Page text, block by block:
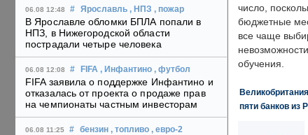
06.08 12:48 # Ярославль , НПЗ , пожар
В Ярославле обломки БПЛА попали в
НПЗ, в Нижегородской области
пострадали четыре человека
06.08 12:08 # FIFA , Инфантино , футбол
FIFA заявила о поддержке Инфантино и
отказалась от проекта о продаже прав
на чемпионаты частным инвесторам
06.08 11:25 # бензин , топливо , евро-2
число,
бюджетные
все чаще
обучения.
пяти банков из